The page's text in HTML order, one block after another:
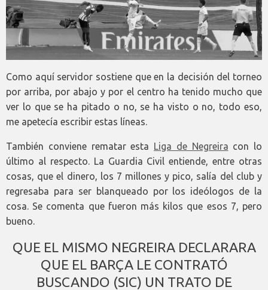
Como aquí servidor sostiene que en la decisión del torneo
por arriba, por abajo y por el centro ha tenido mucho que
ver lo que se ha pitado o no, se ha visto o no, todo eso,
me apetecía escribir estas líneas.
También conviene rematar esta Liga de Negreira con lo
último al respecto. La Guardia Civil entiende, entre otras
cosas, que el dinero, los 7 millones y pico, salía del club y
regresaba para ser blanqueado por los ideólogos de la
cosa. Se comenta que fueron más kilos que esos 7, pero
bueno.
QUE EL MISMO NEGREIRA DECLARARA
QUE EL BARÇA LE CONTRATÓ
BUSCANDO (SIC) UN TRATO DE